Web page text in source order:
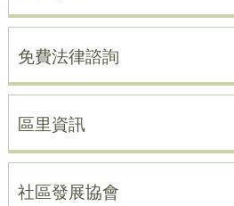
免費法律諮詢
區里資訊
社區發展協會